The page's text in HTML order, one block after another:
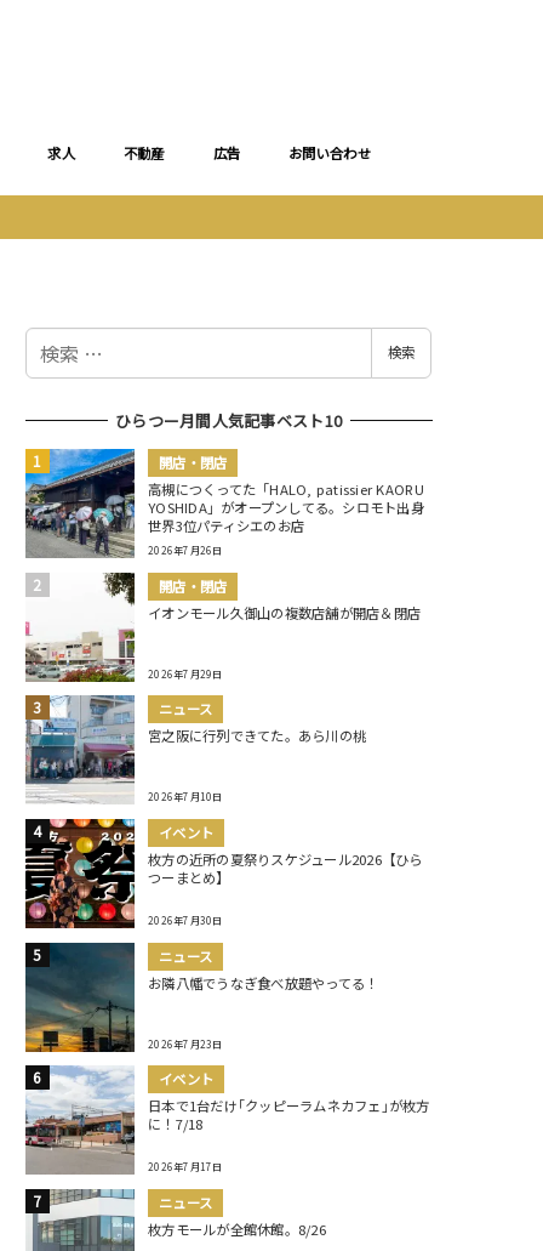
求人 不動産 広告 お問い合わせ
検
検索
ひらつー月間人気記事ベスト10
開店・閉店
高槻につくってた「HALO, patissier KAORU
YOSHIDA」がオープンしてる。シロモト出身
世界3位パティシエのお店
2026年7月26日
開店・閉店
イオンモール久御山の複数店舗が開店＆閉店
2026年7月29日
ニュース
宮之阪に行列できてた。あら川の桃
2026年7月10日
イベント
枚方の近所の夏祭りスケジュール2026【ひら
つーまとめ】
2026年7月30日
ニュース
お隣八幡でうなぎ食べ放題やってる！
2026年7月23日
イベント
日本で1台だけ｢クッピーラムネカフェ｣が枚方
に！7/18
2026年7月17日
ニュース
枚方モールが全館休館。8/26